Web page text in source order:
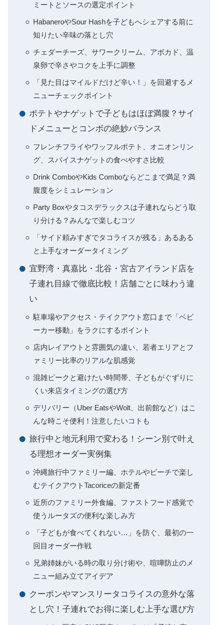
ミートとソースの選定ポイント
HabaneroやSour Hashを子どもへシェアする前に
知りたい辛味の落とし穴
チェダーチーズ、サワークリーム、アボカド、温
泉卵で辛さやコクを上手に調整
「見た目はマイルドだけど辛い！」を回避するメ
ニューチェックポイント
ポテトやナゲットで子どもはほぼ満腹？サイ
ドメニューとコンボの絶妙バランス
フレンチフライやワッフルポテト、オニオンリン
グ、スパイスナゲットの食べやすさ比較
Drink ComboやKids Comboならどこまで満足？満
腹度をシミュレーション
Party Boxやタコスデラックスは子連れならどう取
り分ける？みんなで楽しむコツ
「サイド頼みすぎでタコライスが残る」あるある
と上手なオーダータイミング
宜野湾・真嘉比・北谷・宮古アイランド店を
子連れ目線で徹底比較！店舗ごとに味わう違
い
駐車場やアクセス・テイクアウト窓口まで「ベビ
ーカー移動」をラクにするポイント
店内レイアウトと雰囲気の違い、若者エリアとフ
ァミリー比率のリアルな肌感覚
混雑ピークと避けたい時間帯、子どもがぐずりに
くい来店タイミングの選び方
デリバリー（Uber EatsやWolt、出前館など）はこ
んな時こそ便利！注意したいコトも
旅行中と地元利用で変わる！シーン別で叶え
る理想オーダー実例集
沖縄旅行中ファミリー編、ホテルやビーチで楽し
むテイクアウトTacoriceの新定番
近所のファミリー外食編、ファストフード感覚で
使うルータズの便利な楽しみ方
「子どもが食べてくれない…」を防ぐ、最初の一
回目オーダー作戦
兄弟姉妹がいる時の取り分け術や、喧嘩防止のメ
ニュー組み立てアイデア
クーポンやマンスリータコライスの意外な落
とし穴！子連れでお得に楽しむ上手な選び方